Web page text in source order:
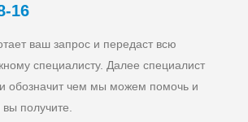
ваш запрос и передаст всю
специалисту. Далее специалист
обозначит чем мы можем помочь и
получите.